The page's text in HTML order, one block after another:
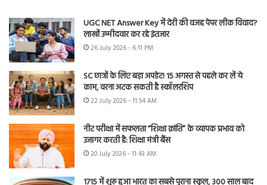
UGC NET Answer Key में देरी की वजह पेपर लीक विवाद?
लाखों उम्मीदवार कर रहे इंतजार
26 July 2026 - 6:11 PM
SC छात्रों के लिए बड़ा अपडेट! 15 अगस्त से पहले कर लें ये
काम, वरना अटक सकती है स्कॉलरशिप
22 July 2026 - 11:54 AM
नीट परीक्षा में सफलता “शिक्षा क्रांति” के व्यापक प्रभाव को
उजागर करती है: शिक्षा मंत्री बैंस
20 July 2026 - 11:43 AM